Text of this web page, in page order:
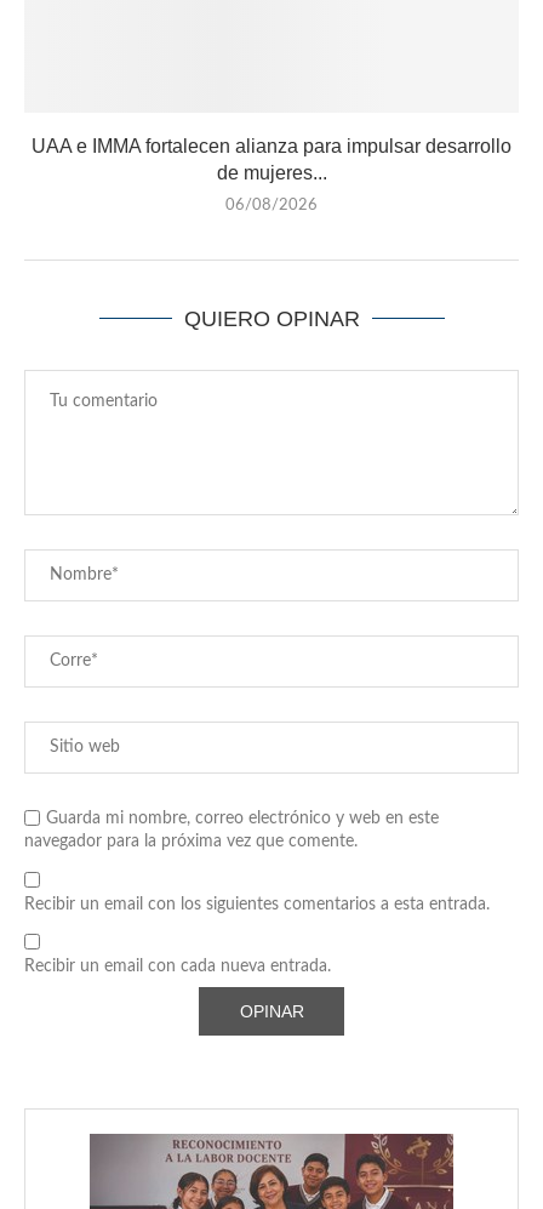
UAA e IMMA fortalecen alianza para impulsar desarrollo
de mujeres...
06/08/2026
QUIERO OPINAR
Guarda mi nombre, correo electrónico y web en este
navegador para la próxima vez que comente.
Recibir un email con los siguientes comentarios a esta entrada.
Recibir un email con cada nueva entrada.